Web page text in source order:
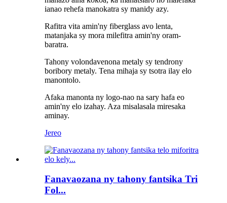
ianao rehefa manokatra sy manidy azy.
Rafitra vita amin'ny fiberglass avo lenta,
matanjaka sy mora milefitra amin'ny oram-
baratra.
Tahony volondavenona metaly sy tendrony
boribory metaly. Tena mihaja sy tsotra ilay elo
manontolo.
Afaka manonta ny logo-nao na sary hafa eo
amin'ny elo izahay. Aza misalasala miresaka
aminay.
Jereo
Fanavaozana ny tahony fantsika Tri
Fol...